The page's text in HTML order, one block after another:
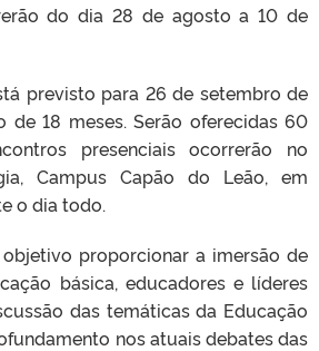
do dia 28 de agosto a 10 de
previsto para 26 de setembro de
de 18 meses. Serão oferecidas 60
presenciais ocorrerão no
Campus Capão do Leão, em
o dia todo.
proporcionar a imersão de
básica, educadores e líderes
das temáticas da Educação
nos atuais debates das